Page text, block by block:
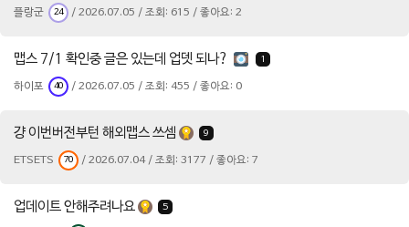
플랑군 24 / 2026.07.05 / 조회: 615 / 좋아요: 2
맵스 7/1 확인중 글은 있는데 업뎃 되나? 1
하이포 40 / 2026.07.05 / 조회: 455 / 좋아요: 0
걍 이번버전부턴 해외맵스 쓰셈 9
ETSETS 70 / 2026.07.04 / 조회: 3177 / 좋아요: 7
업데이트 안해주려나요 5